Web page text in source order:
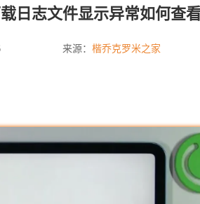
日志文件显示异常如何查
来源： 楷乔克罗米之家